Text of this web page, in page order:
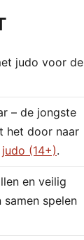
judo voor de
– de jongste
het door naar
judo (14+).
en veilig
spelen